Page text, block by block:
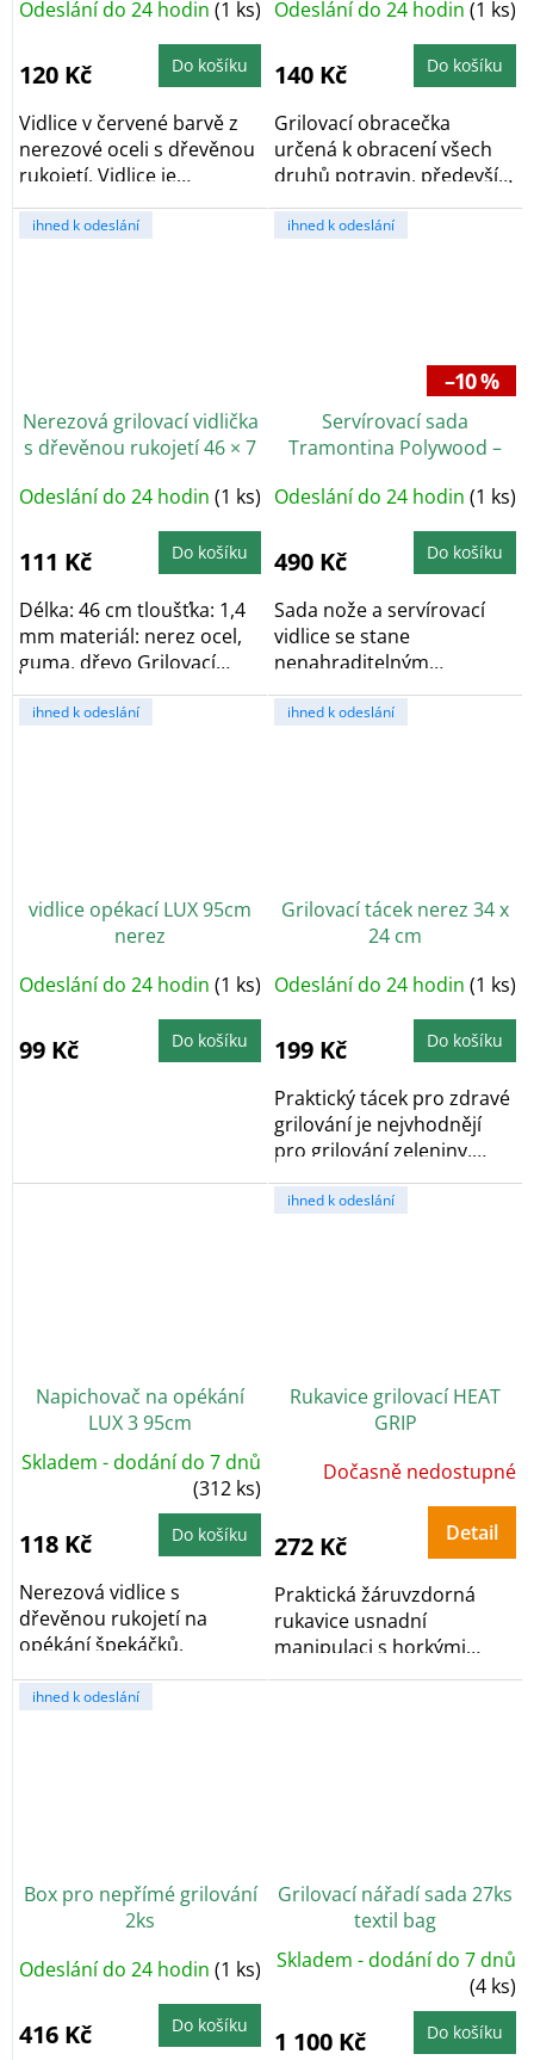
Odeslání do 24 hodin (1 ks)
120 Kč Do košíku
Vidlice v červené barvě z
nerezové oceli s dřevěnou
rukojetí. Vidlice je
vyrobena z...
Odeslání do 24 hodin (1 ks)
140 Kč Do košíku
Grilovací obracečka
určená k obracení všech
druhů potravin, především
steaků nebo...
ihned k odeslání
Nerezová grilovací vidlička
s dřevěnou rukojetí 46 × 7
Odeslání do 24 hodin (1 ks)
111 Kč Do košíku
Délka: 46 cm tloušťka: 1,4
mm materiál: nerez ocel,
guma, dřevo Grilovací
vidlička je...
ihned k odeslání
–10 %
Servírovací sada
Tramontina Polywood –
Odeslání do 24 hodin (1 ks)
490 Kč Do košíku
Sada nože a servírovací
vidlice se stane
nenahraditelným
pomocníkem při každé
přípravě...
ihned k odeslání
vidlice opékací LUX 95cm
nerez
Odeslání do 24 hodin (1 ks)
99 Kč Do košíku
ihned k odeslání
Grilovací tácek nerez 34 x
24 cm
Odeslání do 24 hodin (1 ks)
199 Kč Do košíku
Praktický tácek pro zdravé
grilování je nejvhodnějí
pro grilování zeleniny,
směsí a...
Napichovač na opékání
LUX 3 95cm
Skladem - dodání do 7 dnů
(312 ks)
118 Kč Do košíku
Nerezová vidlice s
dřevěnou rukojetí na
opékání špekáčků.
ihned k odeslání
Rukavice grilovací HEAT
GRIP
Dočasně nedostupné
272 Kč Detail
Praktická žáruvzdorná
rukavice usnadní
manipulaci s horkými
předměty při grilování,...
ihned k odeslání
Box pro nepřímé grilování
2ks
Odeslání do 24 hodin (1 ks)
416 Kč Do košíku
Grilovací nářadí sada 27ks
textil bag
Skladem - dodání do 7 dnů
(4 ks)
1 100 Kč Do košíku